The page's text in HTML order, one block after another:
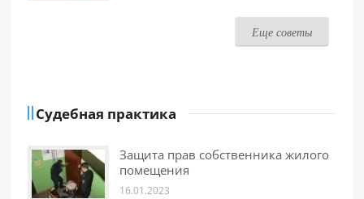
Еще советы
Судебная практика
Защита прав собственника жилого
помещения
16.01.2023